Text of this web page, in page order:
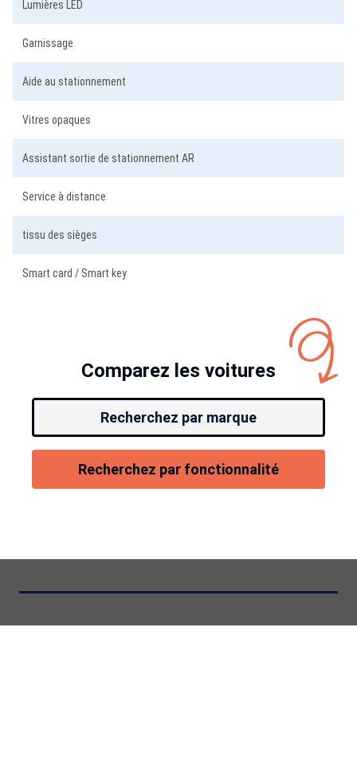
Lumières LED
Garnissage
Aide au stationnement
Vitres opaques
Assistant sortie de stationnement AR
Service à distance
tissu des sièges
Smart card / Smart key
Comparez les voitures
Recherchez par marque
Recherchez par fonctionnalité